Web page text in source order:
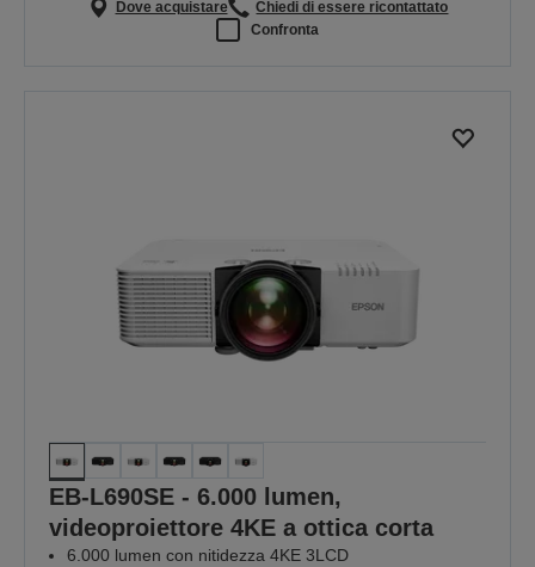
Dove acquistare
Chiedi di essere ricontattato
Confronta
EB-L690SE - 6.000 lumen,
videoproiettore 4KE a ottica corta
6.000 lumen con nitidezza 4KE 3LCD